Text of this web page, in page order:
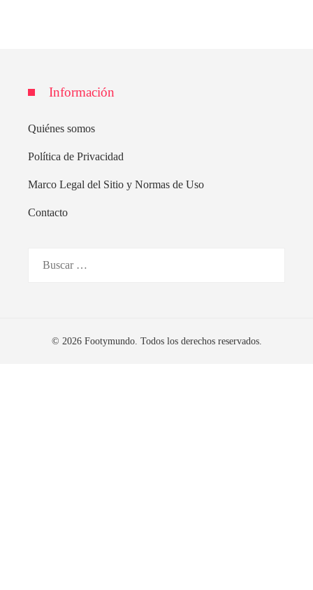
Información
Quiénes somos
Política de Privacidad
Marco Legal del Sitio y Normas de Uso
Contacto
© 2026 Footymundo. Todos los derechos reservados.